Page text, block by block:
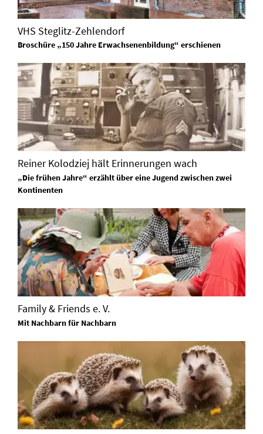
VHS Steglitz-Zehlendorf
Broschüre „150 Jahre Erwachsenenbildung“ erschienen
Reiner Kolodziej hält Erinnerungen wach
„Die frühen Jahre“ erzählt über eine Jugend zwischen zwei
Kontinenten
Family & Friends e. V.
Mit Nachbarn für Nachbarn